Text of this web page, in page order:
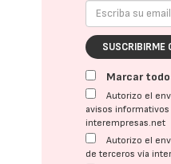
SUSCRIBIRME
Marcar
Autorizo el
avisos
interempresas.net
Autorizo el
de terceros vía